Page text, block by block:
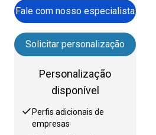
Fale com nosso especialista
Solicitar personalização
Personalização
disponível
Perfis adicionais de
empresas